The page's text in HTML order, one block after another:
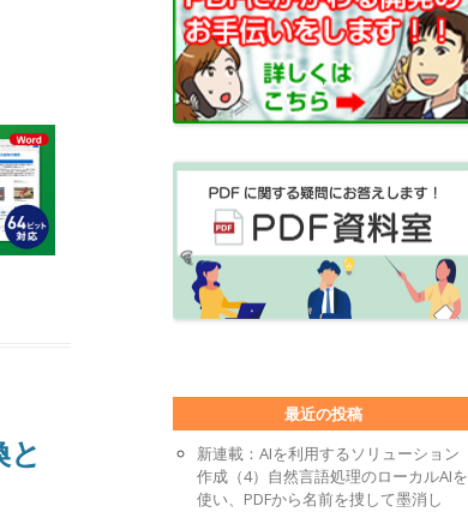
最近の投稿
新連載：AIを利用するソリューション
作成（4）自然言語処理のローカルAIを
使い、PDFから名前を捜して墨消し